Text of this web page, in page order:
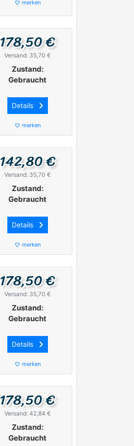
favorite_border merken
178,50 €
Versand: 35,70 €
Zustand:
Gebraucht
Details keyboard_arrow_right
favorite_border merken
142,80 €
Versand: 35,70 €
Zustand:
Gebraucht
Details keyboard_arrow_right
favorite_border merken
178,50 €
Versand: 35,70 €
Zustand:
Gebraucht
Details keyboard_arrow_right
favorite_border merken
178,50 €
Versand: 42,84 €
Zustand:
Gebraucht